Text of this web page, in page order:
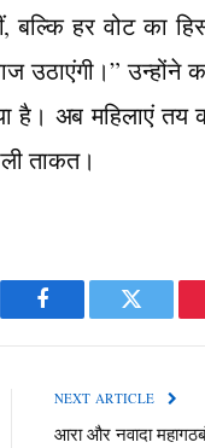
हर वोट का
उठाएंगी।” उन्होंने
अब महिलाएं तय
ताकत।
Facebook Twitter
NEXT ARTICLE
आरा और नवादा